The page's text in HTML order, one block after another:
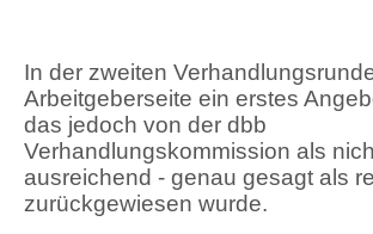
In der zweiten
Arbeitgeberseite ein erstes
das jedoch von der dbb
Verhandlungskommission als
ausreichend - genau gesagt als
zurückgewiesen wurde.